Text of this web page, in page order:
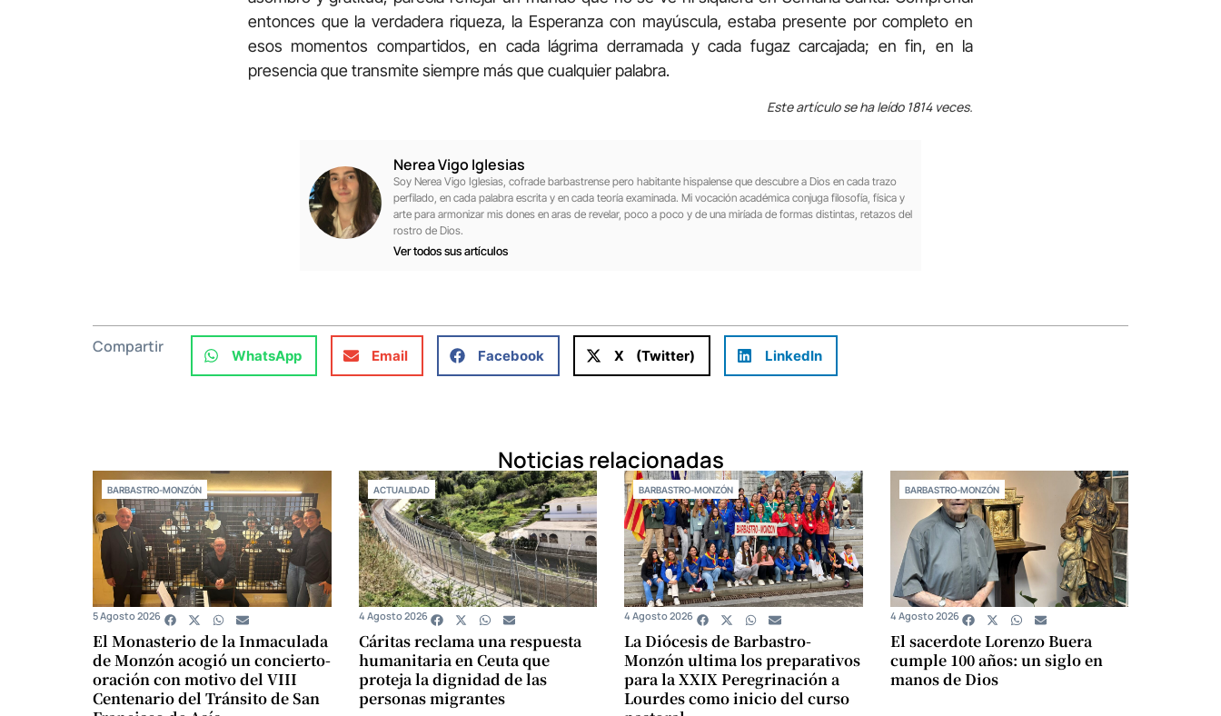
entonces que la verdadera riqueza, la Esperanza con mayúscula, estaba presente por completo en
esos momentos compartidos, en cada lágrima derramada y cada fugaz carcajada; en fin, en la
presencia que transmite siempre más que cualquier palabra.
Este artículo se ha leído 1814 veces.
Nerea Vigo Iglesias
Soy Nerea Vigo Iglesias, cofrade barbastrense pero habitante hispalense que descubre a Dios en cada trazo
perfilado, en cada palabra escrita y en cada teoría examinada. Mi vocación académica conjuga filosofía, física y
arte para armonizar mis dones en aras de revelar, poco a poco y de una miríada de formas distintas, retazos del
rostro de Dios.
Ver todos sus artículos
Compartir WhatsApp Email Facebook X (Twitter) LinkedIn
Noticias relacionadas
BARBASTRO-MONZÓN
El Monasterio de la Inmaculada
de Monzón acogió un concierto-
oración con motivo del VIII
Centenario del Tránsito de San
5 Agosto 2026
ACTUALIDAD
Cáritas reclama una respuesta
humanitaria en Ceuta que
proteja la dignidad de las
personas migrantes
4 Agosto 2026
BARBASTRO-MONZÓN
La Diócesis de Barbastro-
Monzón ultima los preparativos
para la XXIX Peregrinación a
Lourdes como inicio del curso
4 Agosto 2026
BARBASTRO-MONZÓN
El sacerdote Lorenzo Buera
cumple 100 años: un siglo en
manos de Dios
4 Agosto 2026